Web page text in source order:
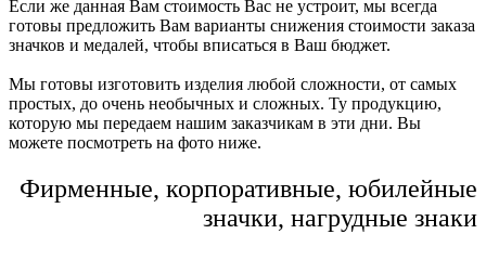
Если же данная Вам стоимость Вас не устроит, мы всегда
готовы предложить Вам варианты снижения стоимости заказа
значков и медалей, чтобы вписаться в Ваш бюджет.
Мы готовы изготовить изделия любой сложности, от самых
простых, до очень необычных и сложных. Ту продукцию,
которую мы передаем нашим заказчикам в эти дни. Вы
можете посмотреть на фото ниже.
Фирменные, корпоративные, юбилейные
значки, нагрудные знаки